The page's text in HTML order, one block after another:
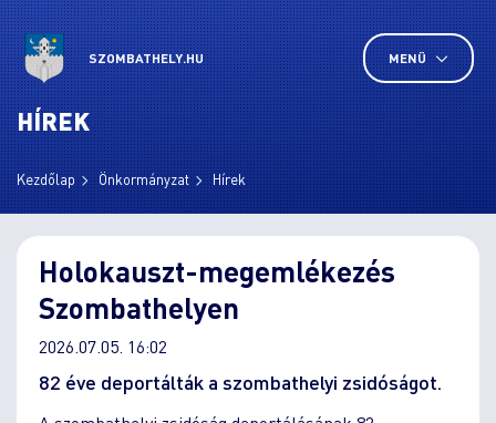
SZOMBATHELY.HU MENÜ
HÍREK
Kezdőlap Önkormányzat Hírek
Holokauszt-megemlékezés
Szombathelyen
2026.07.05. 16:02
82 éve deportálták a szombathelyi zsidóságot.